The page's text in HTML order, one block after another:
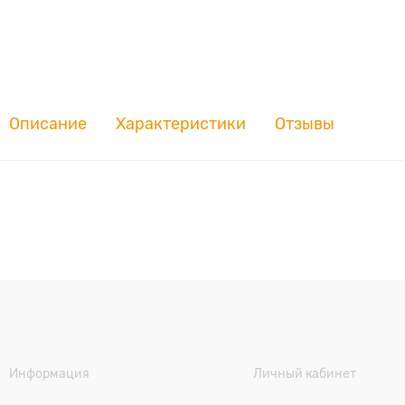
Описание Характеристики Отзывы
Информация Личный кабинет